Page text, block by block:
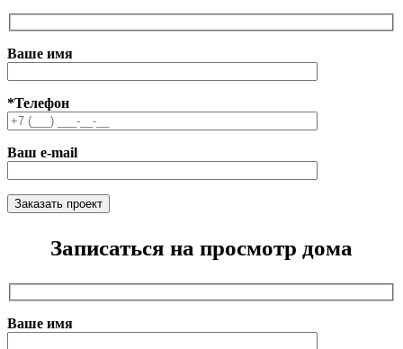
Ваше имя
*Телефон
Ваш e-mail
Записаться на просмотр дома
Ваше имя